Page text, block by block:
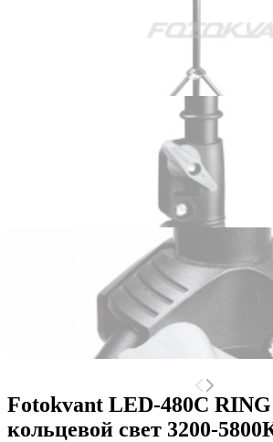
Fotokvant LED-480C
кольцевой свет 3200-